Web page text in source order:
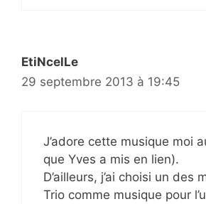
EtiNcelLe
29 septembre 2013 à 19:45
J’adore cette musique moi
que Yves a mis en lien).
D’ailleurs, j’ai choisi un des
Trio comme musique pour